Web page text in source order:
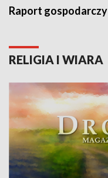
Raport gospodarczy
RELIGIA I WIARA